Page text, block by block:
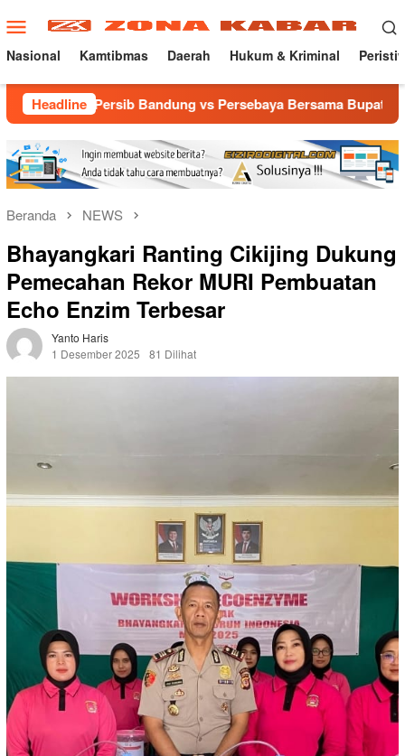
ke
konten
Menu
Mobile
Nasional Kamtibmas Daerah Hukum & Kriminal
Headlinevs Persebaya Bersama Bupati dan Anggota DPR RI
Beranda NEWS
Bhayangkari Ranting Cikijing Dukung
Pemecahan Rekor MURI Pembuatan
Echo Enzim Terbesar
Yanto Haris
1 Desember 2025
81 Dilihat